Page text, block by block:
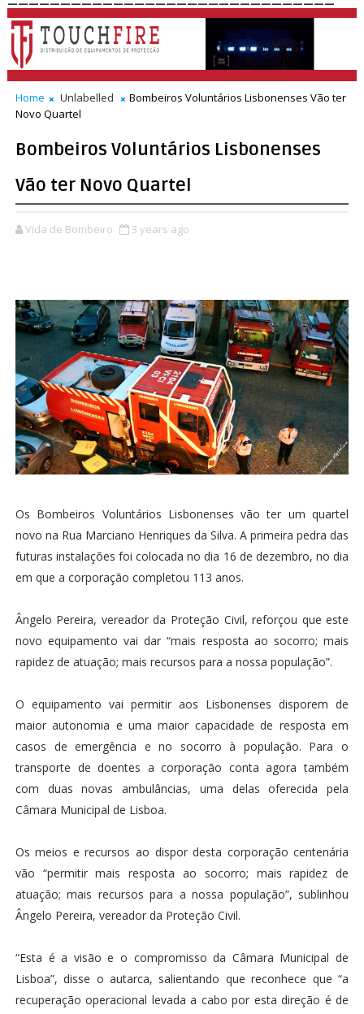
Home Unlabelled
Bombeiros Voluntários Lisbonenses Vão ter
Novo Quartel
Bombeiros Voluntários Lisbonenses
Vão ter Novo Quartel
Vida de Bombeiro 3 years ago
Os Bombeiros Voluntários Lisbonenses vão ter um quartel
novo na Rua Marciano Henriques da Silva. A primeira pedra das
futuras instalações foi colocada no dia 16 de dezembro, no dia
em que a corporação completou 113 anos.
Ângelo Pereira, vereador da Proteção Civil, reforçou que este
novo equipamento vai dar “mais resposta ao socorro; mais
rapidez de atuação; mais recursos para a nossa população”.
O equipamento vai permitir aos Lisbonenses disporem de
maior autonomia e uma maior capacidade de resposta em
casos de emergência e no socorro à população. Para o
transporte de doentes a corporação conta agora também
com duas novas ambulâncias, uma delas oferecida pela
Câmara Municipal de Lisboa.
Os meios e recursos ao dispor desta corporação centenária
vão “permitir mais resposta ao socorro; mais rapidez de
atuação; mais recursos para a nossa população”, sublinhou
Ângelo Pereira, vereador da Proteção Civil.
“Esta é a visão e o compromisso da Câmara Municipal de
Lisboa”, disse o autarca, salientando que reconhece que “a
recuperação operacional levada a cabo por esta direção é de